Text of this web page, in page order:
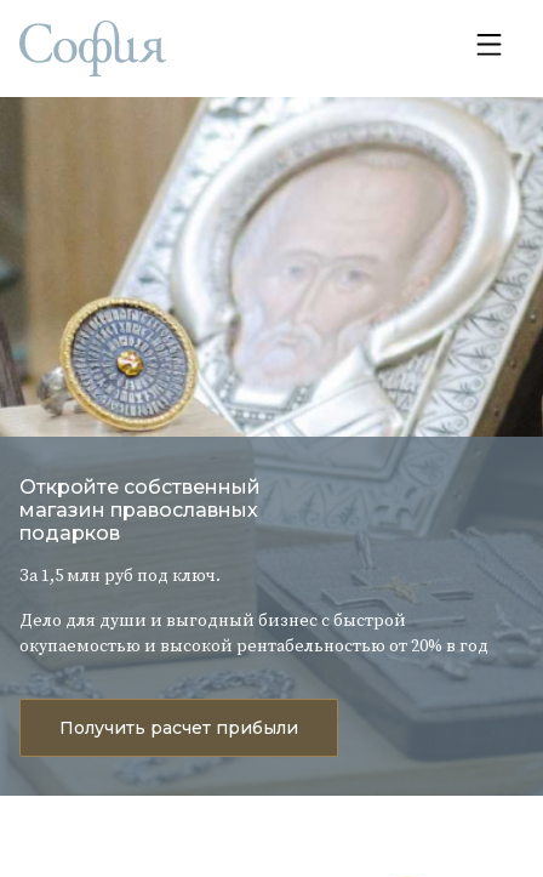
Откройте собственный
магазин православных
подарков
За 1,5 млн руб под ключ.
Дело для души и выгодный бизнес с быстрой
окупаемостью и высокой рентабельностью от 20% в год
Получить расчет прибыли